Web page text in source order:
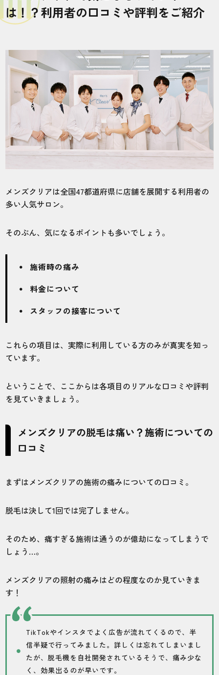
ご紹介
は！？利用者の口コミや評判をご紹介
メンズクリアは全国47都道府県に店舗を展開する利用者の
多い人気サロン。
そのぶん、気になるポイントも多いでしょう。
施術時の痛み
料金について
スタッフの接客について
これらの項目は、実際に利用している方のみが真実を知っ
ています。
ということで、ここからは各項目のリアルな口コミや評判
を見ていきましょう。
メンズクリアの脱毛は痛い？施術についての
口コミ
まずはメンズクリアの施術の痛みについての口コミ。
脱毛は決して1回では完了しません。
そのため、痛すぎる施術は通うのが億劫になってしまうで
しょう…。
メンズクリアの照射の痛みはどの程度なのか見ていきま
す！
TikTokやインスタでよく広告が流れてくるので、半
信半疑で行ってみました。詳しくは忘れてしまいまし
たが、脱毛機を自社開発されているそうで、痛み少な
く、効果出るのが早いです。